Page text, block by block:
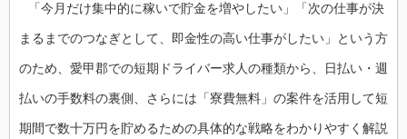
「今月だけ集中的に稼いで貯金を増やしたい」「次の仕事が決
まるまでのつなぎとして、即金性の高い仕事がしたい」という方
のため、愛甲郡での短期ドライバー求人の種類から、日払い・週
払いの手数料の裏側、さらには「寮費無料」の案件を活用して短
期間で数十万円を貯めるための具体的な戦略をわかりやすく解説